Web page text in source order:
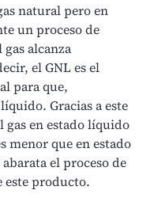
natural pero en
un proceso de
alcanza
el GNL es el
para que,
Gracias a este
gas en estado líquido
menor que en estado
el proceso de
este producto.